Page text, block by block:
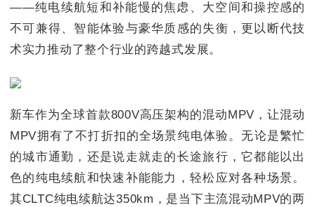
——纯电续航短和补能慢的焦虑、大空间和操控感的
不可兼得、智能体验与豪华质感的失衡，更以断代技
术实力推动了整个行业的跨越式发展。
新车作为全球首款800V高压架构的混动MPV，让混动
MPV拥有了不打折扣的全场景纯电体验。无论是繁忙
的城市通勤，还是说走就走的长途旅行，它都能以出
色的纯电续航和快速补能能力，轻松应对各种场景。
其CLTC纯电续航达350km，是当下主流混动MPV的两